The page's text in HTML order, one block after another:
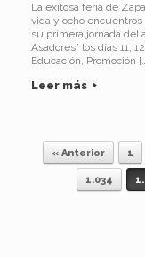
La exitosa feria de
vida y ocho
su primera jornada del
Asadores” los días 11,
Educación, Promoción
Leer más
« Anterior 1
1.034